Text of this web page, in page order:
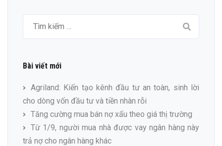
Tìm
kiếm
Bài viết mới
Agriland: Kiến tạo kênh đầu tư an toàn, sinh lời
cho dòng vốn đầu tư và tiền nhàn rỗi
Tăng cường mua bán nợ xấu theo giá thị trường
Từ 1/9, người mua nhà được vay ngân hàng này
trả nợ cho ngân hàng khác